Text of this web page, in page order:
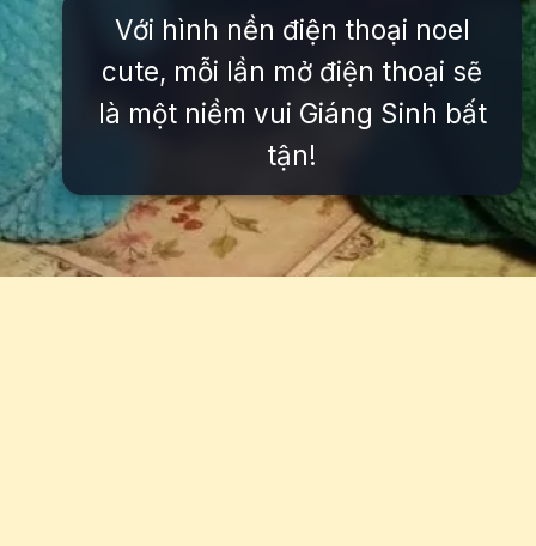
Với hình nền điện thoại noel
cute, mỗi lần mở điện thoại sẽ
là một niềm vui Giáng Sinh bất
tận!